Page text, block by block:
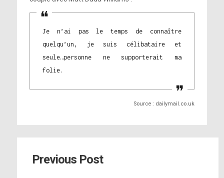
Je n’ai pas le temps de connaître
quelqu’un, je suis célibataire et
seule…personne ne supporterait ma
folie.
Source : dailymail.co.uk
Previous Post